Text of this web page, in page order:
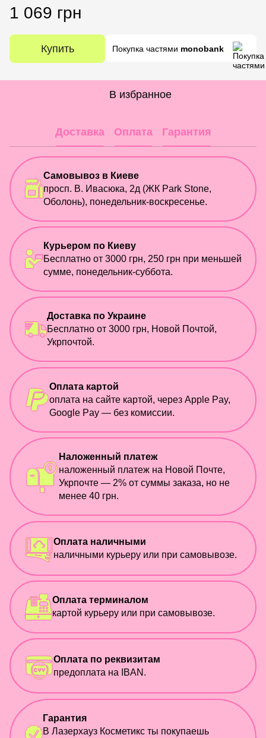
1 069 грн
Купить Покупка частями monobank
В избранное
Доставка Оплата Гарантия
Самовывоз в Киеве
просп. В. Ивасюка, 2д (ЖК Park Stone,
Оболонь), понедельник-воскресенье.
Курьером по Киеву
Бесплатно от 3000 грн, 250 грн при меньшей
сумме, понедельник-суббота.
Доставка по Украине
Бесплатно от 3000 грн, Новой Почтой,
Укрпочтой.
Оплата картой
оплата на сайте картой, через Apple Pay,
Google Pay — без комиссии.
Наложенный платеж
наложенный платеж на Новой Почте,
Укрпочте — 2% от суммы заказа, но не
менее 40 грн.
Оплата наличными
наличными курьеру или при самовывозе.
Оплата терминалом
картой курьеру или при самовывозе.
Оплата по реквизитам
предоплата на IBAN.
Гарантия
В Лазерхауз Косметикс ты покупаешь